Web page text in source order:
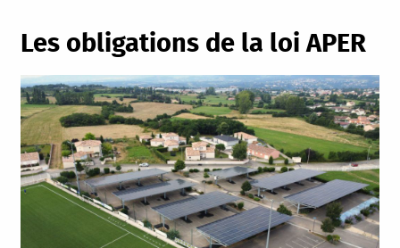
Les obligations de la loi APER